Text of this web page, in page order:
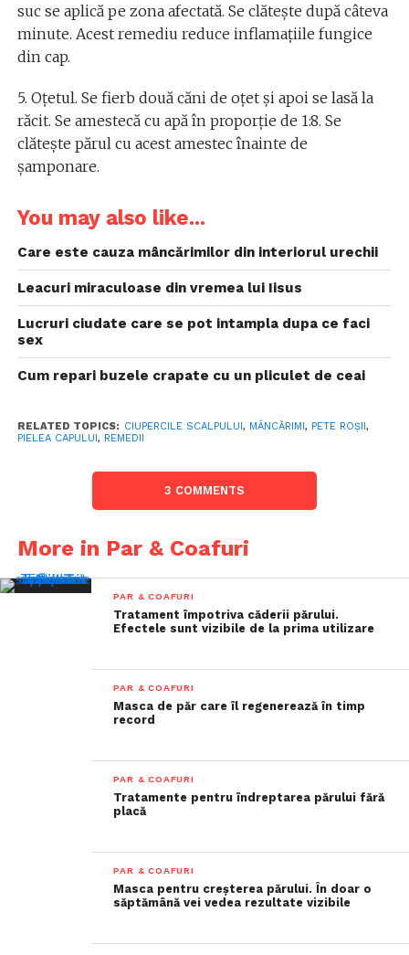
suc se aplică pe zona afectată. Se clătește după câteva
minute. Acest remediu reduce inflamațiile fungice
din cap.
5. Oțetul. Se fierb două căni de oțet și apoi se lasă la
răcit. Se amestecă cu apă în proporție de 1:8. Se
clătește părul cu acest amestec înainte de
șamponare.
You may also like...
Care este cauza mâncărimilor din interiorul urechii
Leacuri miraculoase din vremea lui Iisus
Lucruri ciudate care se pot intampla dupa ce faci
sex
Cum repari buzele crapate cu un pliculet de ceai
RELATED TOPICS: CIUPERCILE SCALPULUI, MÂNCĂRIMI, PETE ROȘII,
PIELEA CAPULUI, REMEDII
3 COMMENTS
More in Par & Coafuri
PAR & COAFURI
Tratament împotriva căderii părului.
Efectele sunt vizibile de la prima utilizare
PAR & COAFURI
Masca de păr care îl regenerează în timp
record
PAR & COAFURI
Tratamente pentru îndreptarea părului fără
placă
PAR & COAFURI
Masca pentru creșterea părului. În doar o
săptămână vei vedea rezultate vizibile